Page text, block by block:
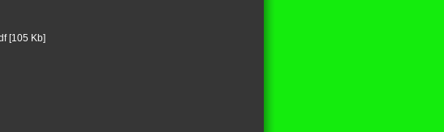
[105 Kb]